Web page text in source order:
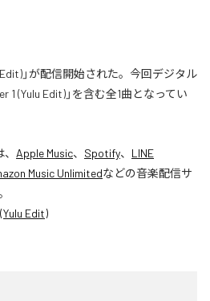
Edit)」が配信開始された。今回デジタル
1 (Yulu Edit)」を含む全1曲となってい
、 Apple Music、 Spotify、 LINE
Music Unlimitedなどの音楽配信サ
Edit)